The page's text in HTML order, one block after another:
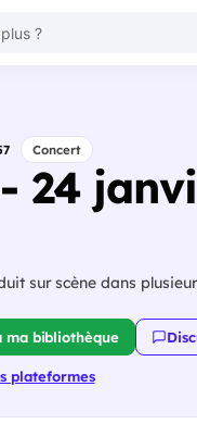
Concert
24
sur scène dans
ma bibliothèque
plateformes